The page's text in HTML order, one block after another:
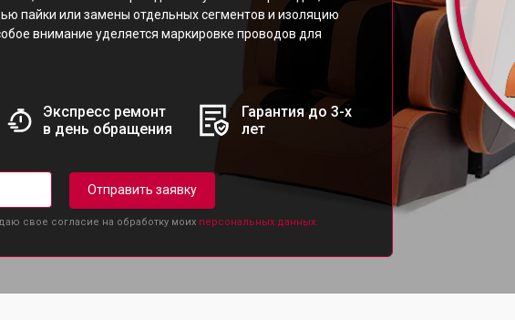
пайки или замены отдельных сегментов и изоляцию
внимание уделяется маркировке проводов для
Экспресс ремонт
в день обращения
Гарантия до 3-х
лет
Отправить заявку
свое согласие на обработку моих персональных данных.